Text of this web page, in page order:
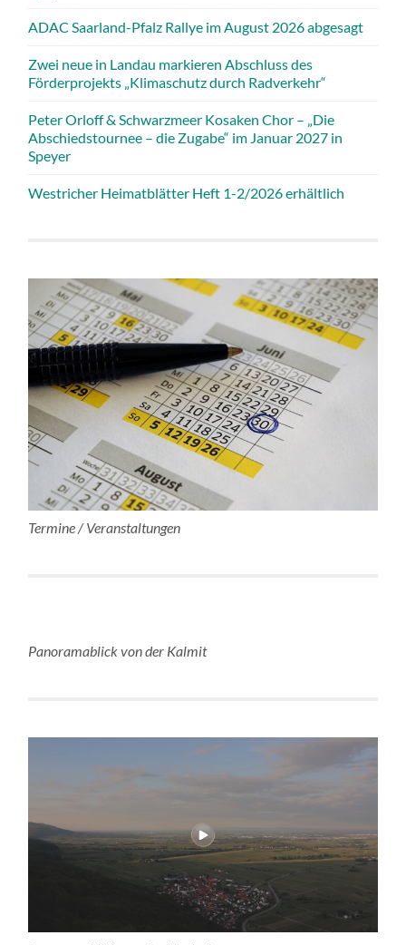
ADAC Saarland-Pfalz Rallye im August 2026 abgesagt
Zwei neue in Landau markieren Abschluss des
Förderprojekts „Klimaschutz durch Radverkehr“
Peter Orloff & Schwarzmeer Kosaken Chor – „Die
Abschiedstournee – die Zugabe“ im Januar 2027 in
Speyer
Westricher Heimatblätter Heft 1-2/2026 erhältlich
Termine / Veranstaltungen
Panoramablick von der Kalmit